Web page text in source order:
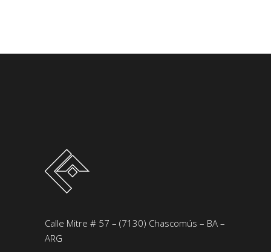
Calle Mitre # 57 – (7130) Chascomús – BA –
ARG